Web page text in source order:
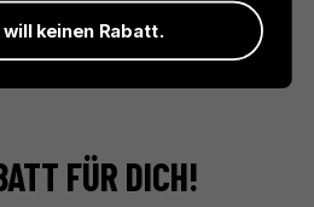
Meeresprodukte mit traditionellen
Geschmack direkt aus dem
FÜR DICH!
keinen Rabatt.